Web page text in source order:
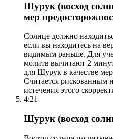
Шурук (восход
мер
Солнце должно
если вы находитесь на
видимым раньше. Для
молитв вычитают 2
для Шурук в качестве
Считается рискованным
истечения этого
4:21
Шурук (восход